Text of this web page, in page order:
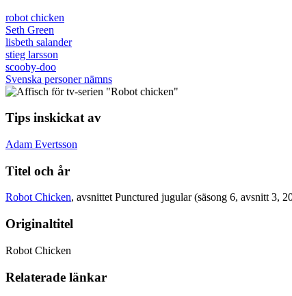
robot chicken
Seth Green
lisbeth salander
stieg larsson
scooby-doo
Svenska personer nämns
Tips inskickat av
Adam Evertsson
Titel och år
Robot Chicken, avsnittet Punctured jugular (säsong 6, avsnitt 3,
Originaltitel
Robot Chicken
Relaterade länkar